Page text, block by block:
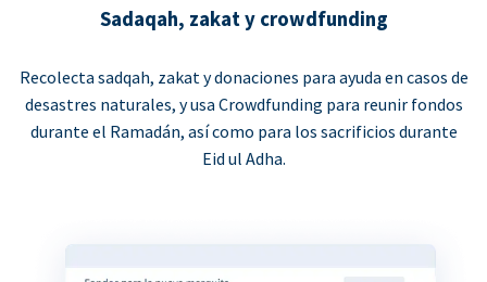
Sadaqah, zakat y crowdfunding
Recolecta sadqah, zakat y donaciones para ayuda en casos de
desastres naturales, y usa Crowdfunding para reunir fondos
durante el Ramadán, así como para los sacrificios durante
Eid ul Adha.